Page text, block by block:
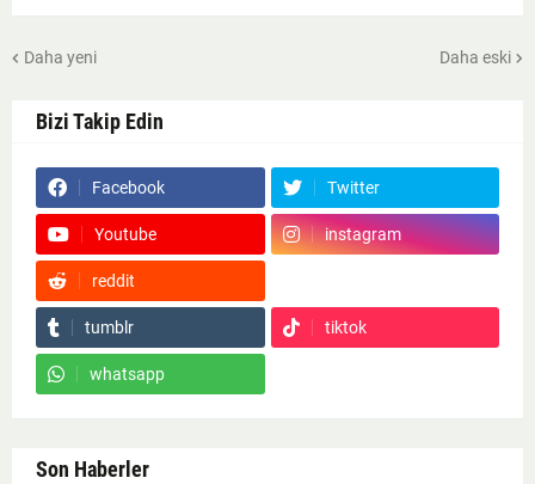
Daha yeni Daha eski
Bizi Takip Edin
Facebook Twitter
Youtube instagram
reddit
tumblr tiktok
whatsapp
Son Haberler